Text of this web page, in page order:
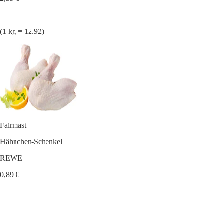
(1 kg = 12.92)
Fairmast
Hähnchen-Schenkel
REWE
0,89 €